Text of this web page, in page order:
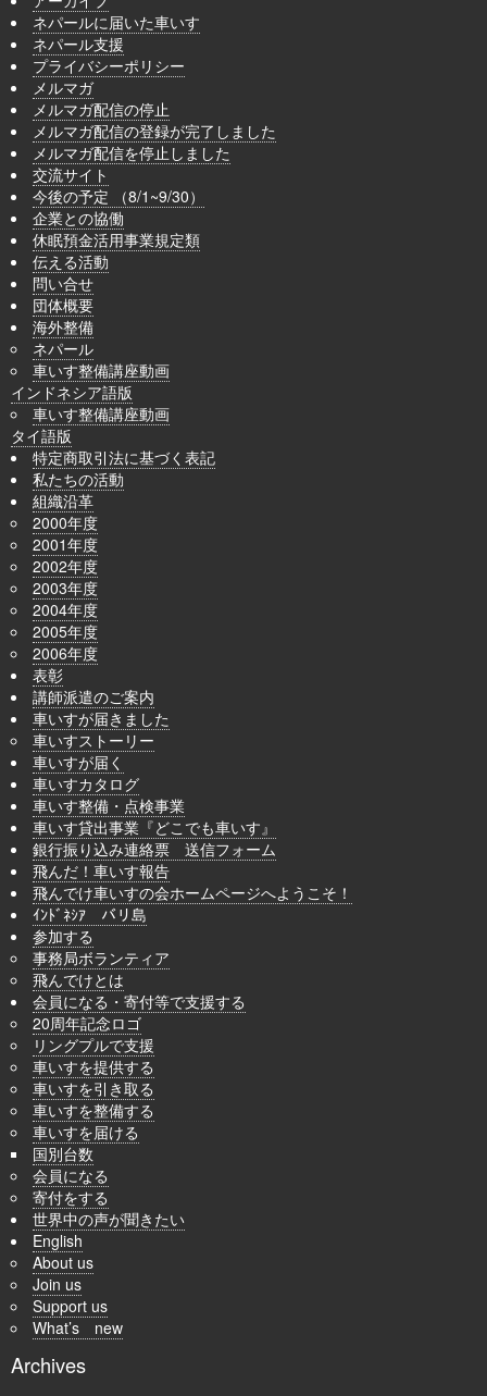
ネパールに届いた車いす
ネパール支援
プライバシーポリシー
メルマガ
メルマガ配信の停止
メルマガ配信の登録が完了しました
メルマガ配信を停止しました
交流サイト
今後の予定 （8/1~9/30）
企業との協働
休眠預金活用事業規定類
伝える活動
問い合せ
団体概要
海外整備
ネパール
車いす整備講座動画
インドネシア語版
車いす整備講座動画
タイ語版
特定商取引法に基づく表記
私たちの活動
組織沿革
2000年度
2001年度
2002年度
2003年度
2004年度
2005年度
2006年度
表彰
講師派遣のご案内
車いすが届きました
車いすストーリー
車いすが届く
車いすカタログ
車いす整備・点検事業
車いす貸出事業『どこでも車いす』
銀行振り込み連絡票 送信フォーム
飛んだ！車いす報告
飛んでけ車いすの会ホームページへようこそ！
ｲﾝﾄﾞﾈｼｱ バリ島
参加する
事務局ボランティア
飛んでけとは
会員になる・寄付等で支援する
20周年記念ロゴ
リングプルで支援
車いすを提供する
車いすを引き取る
車いすを整備する
車いすを届ける
国別台数
会員になる
寄付をする
世界中の声が聞きたい
English
About us
Join us
Support us
What’s new
Archives